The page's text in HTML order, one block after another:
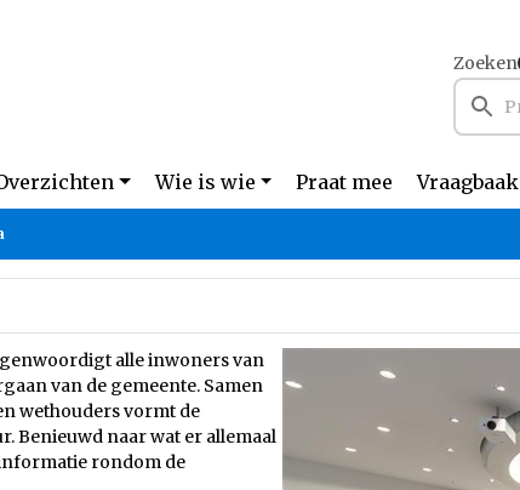
Zoeken
Wie is wie Praat mee Vraagbaak
alle inwoners van
van de gemeente. Samen
wethouders vormt de
Benieuwd naar wat er allemaal
informatie rondom de